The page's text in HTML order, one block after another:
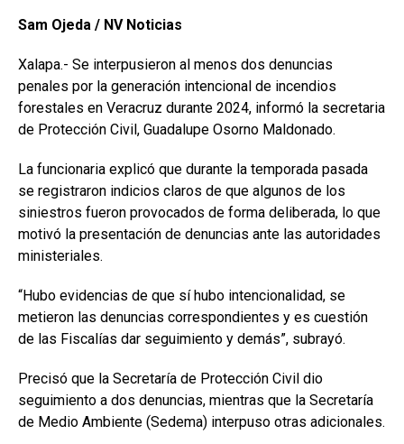
Sam Ojeda / NV Noticias
Xalapa.- Se interpusieron al menos dos denuncias
penales por la generación intencional de incendios
forestales en Veracruz durante 2024, informó la secretaria
de Protección Civil, Guadalupe Osorno Maldonado.
La funcionaria explicó que durante la temporada pasada
se registraron indicios claros de que algunos de los
siniestros fueron provocados de forma deliberada, lo que
motivó la presentación de denuncias ante las autoridades
ministeriales.
“Hubo evidencias de que sí hubo intencionalidad, se
metieron las denuncias correspondientes y es cuestión
de las Fiscalías dar seguimiento y demás”, subrayó.
Precisó que la Secretaría de Protección Civil dio
seguimiento a dos denuncias, mientras que la Secretaría
de Medio Ambiente (Sedema) interpuso otras adicionales.